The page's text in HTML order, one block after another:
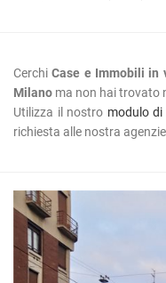
CerchiCase e Immobili in
Milano ma non hai trovato
Utilizza il nostro modulo di
richiesta alle nostra